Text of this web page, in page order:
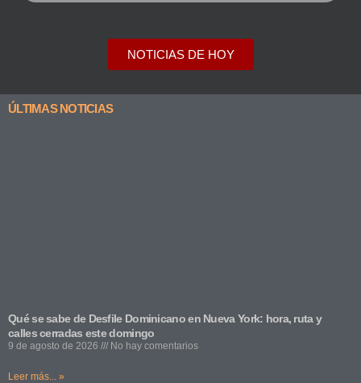
NOTICIAS DE HOY
ÚLTIMAS NOTICIAS
Qué se sabe de Desfile Dominicano en Nueva York: hora, ruta y
calles cerradas este domingo
9 de agosto de 2026 No hay comentarios
Leer más... »